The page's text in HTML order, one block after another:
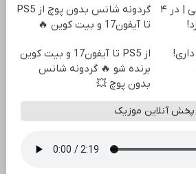
خرید موبایل با اسنپ پی | در ۴
گردونه شانس بدون پوچ از PS5
تا آیفون17 و بیت کوین 🔥
از PS5 تا آیفون17 و بیت کوین
برنده شو 🔥 گردونه شانس
بدون پوچ 💥
پخش آنلاین موزیک